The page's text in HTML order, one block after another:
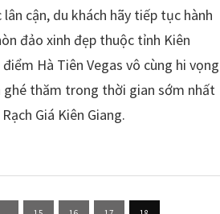
lân cận, du khách hãy tiếp tục hành
đảo xinh đẹp thuộc tỉnh Kiên
Hà Tiên Vegas vô cùng hi vọng
ghé thăm trong thời gian sớm nhất
Giá Kiên Giang.